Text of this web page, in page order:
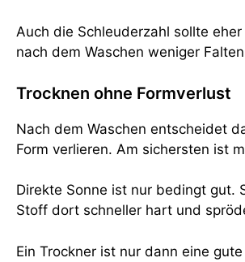
Auch die Schleuderzahl sollte
nach dem Waschen weniger
Trocknen ohne Formverlust
Nach dem Waschen entscheidet
Form verlieren. Am sichersten ist
Direkte Sonne ist nur bedingt gut.
Stoff dort schneller hart und
Ein Trockner ist nur dann eine